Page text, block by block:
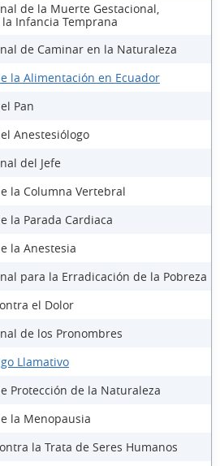
de la Muerte Gestacional,
Infancia Temprana
de Caminar en la Naturaleza
la Alimentación en Ecuador
Pan
Anestesiólogo
del Jefe
la Columna Vertebral
la Parada Cardiaca
la Anestesia
para la Erradicación de la Pobreza
el Dolor
de los Pronombres
Llamativo
Protección de la Naturaleza
la Menopausia
la Trata de Seres Humanos